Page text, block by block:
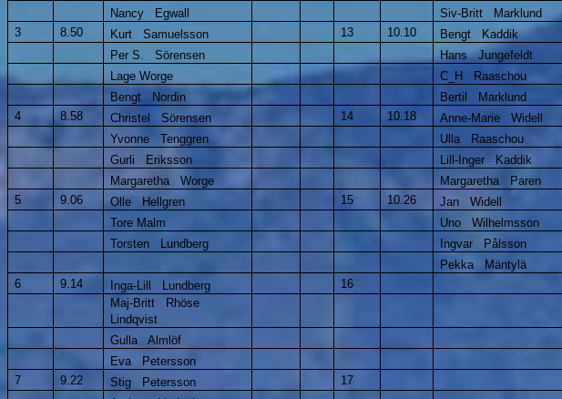
Nancy Egwall
Siv-Britt Marklund
3
8.50 Kurt Samuelsson 13 10.10
Bengt Kaddik
Per S. Sörensen
Hans Jungefeldt
Lage Worge
C_H Raaschou
Bengt Nordin
Bertil Marklund
4
8.58 Christel Sörensen 14 10.18
Anne-Marie Widell
Yvonne Tenggren
Ulla Raaschou
Gurli Eriksson
Lill-Inger Kaddik
Margaretha Worge
Margaretha Paren
5
9.06 Olle Hellgren 15 10.26
Jan Widell
Tore Malm
Uno Wilhelmsson
Torsten Lundberg
Ingvar Pålsson
Pekka Mäntylä
6
9.14 Inga-Lill Lundberg
16
Maj-Britt Rhöse
Lindqvist
Gulla Almlöf
Eva Petersson
7
9.22 Stig Petersson
17